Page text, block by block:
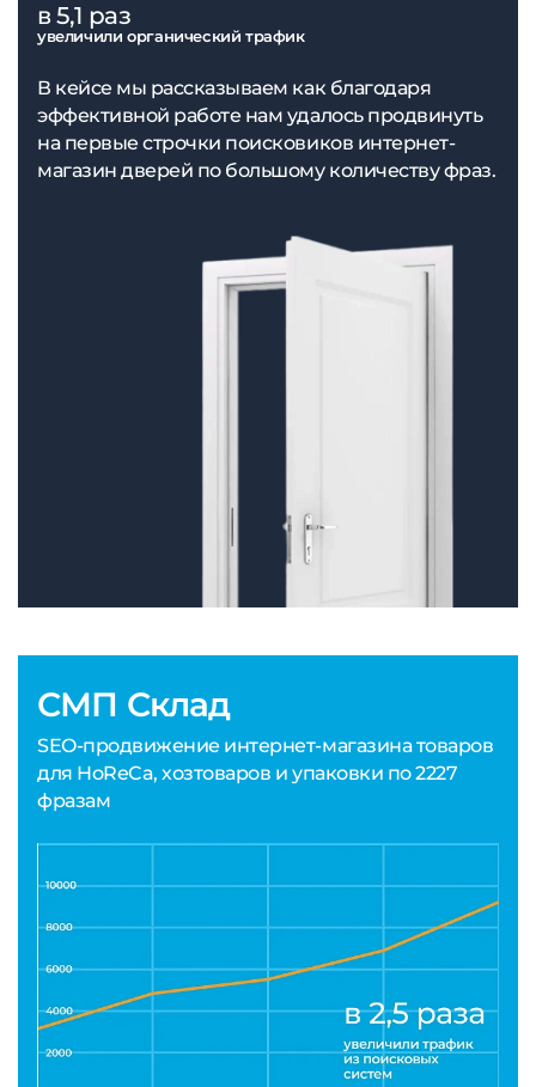
СМП Склад
SEO-продвижение интернет-магазина товаров
для HoReCa, хозтоваров и упаковки по 2227
фразам
в 5,1 раз
увеличили органический трафик
В кейсе мы рассказываем как благодаря
эффективной работе нам удалось продвинуть
на первые строчки поисковиков интернет-
магазин дверей по большому количеству фраз.